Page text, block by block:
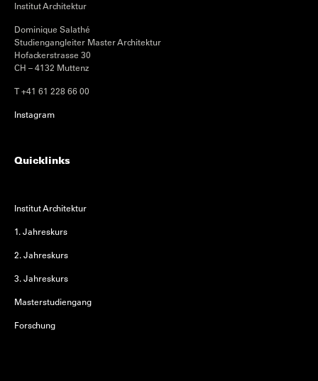
Institut Architektur
Dominique Salathé
Studiengangleiter Master Architektur
Hofackerstrasse 30
CH – 4132 Muttenz
T +41 61 228 66 00
Instagram
Quicklinks
Institut Architektur
1. Jahreskurs
2. Jahreskurs
3. Jahreskurs
Masterstudiengang
Forschung